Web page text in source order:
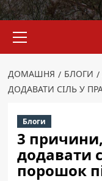
меню
ДОМАШНЯ БЛОГИ
ДОДАВАТИ СІЛЬ У
Блоги
3
додавати
порошок